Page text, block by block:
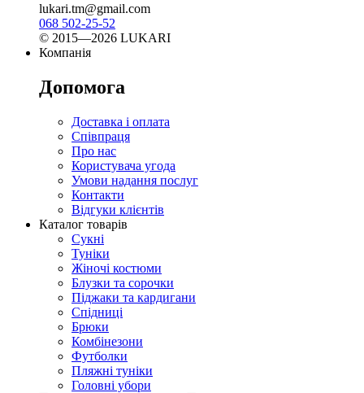
lukari.tm@gmail.com
068 502-25-52
© 2015—2026 LUKARI
Компанія
Допомога
Доставка і оплата
Співпраця
Про нас
Користувача угода
Умови надання послуг
Контакти
Відгуки клієнтів
Каталог товарів
Сукні
Туніки
Жіночі костюми
Блузки та сорочки
Піджаки та кардигани
Спідниці
Брюки
Комбінезони
Футболки
Пляжні туніки
Головні убори